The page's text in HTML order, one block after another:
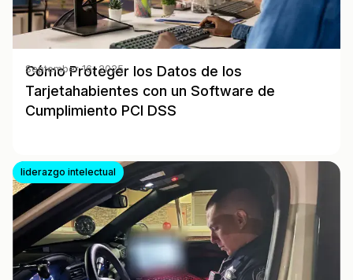
Cómo Proteger los Datos de los
Tarjetahabientes con un Software de
Cumplimiento PCI DSS
September 16, 2025
liderazgo intelectual